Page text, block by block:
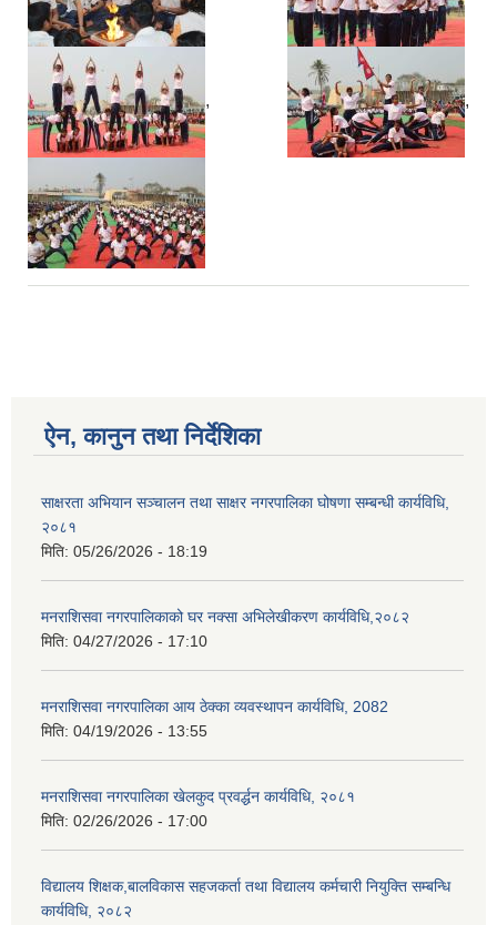
, ,
ऐन, कानुन तथा निर्देशिका
साक्षरता अभियान सञ्चालन तथा साक्षर नगरपालिका घोषणा सम्बन्धी कार्यविधि,
२०८१
मिति: 05/26/2026 - 18:19
मनराशिसवा नगरपालिकाको घर नक्सा अभिलेखीकरण कार्यविधि,२०८२
मिति: 04/27/2026 - 17:10
मनराशिसवा नगरपालिका आय ठेक्का व्यवस्थापन कार्यविधि, 2082
मिति: 04/19/2026 - 13:55
मनराशिसवा नगरपालिका खेलकुद प्रवर्द्धन कार्यविधि, २०८१
मिति: 02/26/2026 - 17:00
विद्यालय शिक्षक,बालविकास सहजकर्ता तथा विद्यालय कर्मचारी नियुक्ति सम्बन्धि
कार्यविधि, २०८२